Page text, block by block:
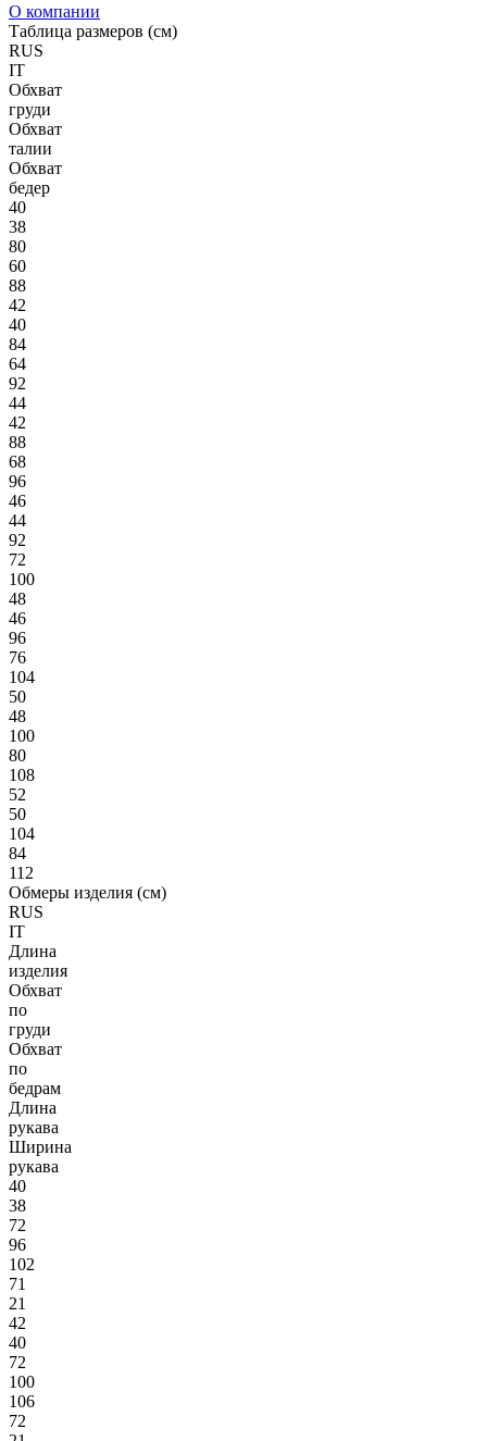
О компании
Таблица размеров (см)
RUS
IT
Обхват
груди
Обхват
талии
Обхват
бедер
40
38
80
60
88
42
40
84
64
92
44
42
88
68
96
46
44
92
72
100
48
46
96
76
104
50
48
100
80
108
52
50
104
84
112
Обмеры изделия (см)
RUS
IT
Длина
изделия
Обхват
по
груди
Обхват
по
бедрам
Длина
рукава
Ширина
рукава
40
38
72
96
102
71
21
42
40
72
100
106
72